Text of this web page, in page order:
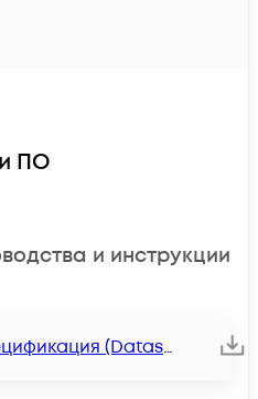
ПО
и инструкции
Техническая спецификация (Datasheet)